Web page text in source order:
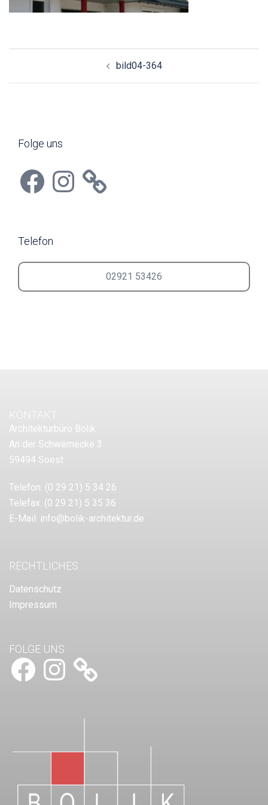
bild04-364
Folge uns
FacebookInstagram
Telefon
02921 53426
KONTAKT
Architekturbüro Bolik
An der Schwemecke 3
59494 Soest
Telefon: (0 29 21) 5 34 26
Telefax: (0 29 21) 5 35 36
E-Mail: info@bolik-architektur.de
RECHTLICHES
Datenschutz
Impressum
FOLGE UNS
FacebookInstagram